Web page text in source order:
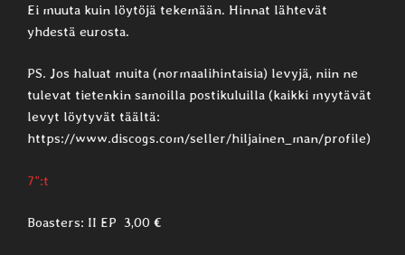
Ei muuta kuin löytöjä tekemään. Hinnat lähtevät
yhdestä eurosta.
PS. Jos haluat muita (normaalihintaisia) levyjä, niin ne
tulevat tietenkin samoilla postikuluilla (kaikki myytävät
levyt löytyvät täältä:
https://www.discogs.com/seller/hiljainen_man/profile)
7”:t
Boasters: II EP 3,00 €